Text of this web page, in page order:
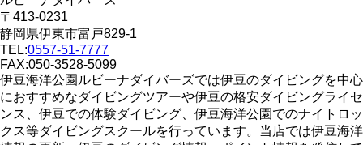
〒413-0231
静岡県伊東市富戸829-1
TEL:0557-51-7777
FAX:050-3528-5099
伊豆海洋公園ルビーナダイバーズでは伊豆のダイビングを中心
におすすめなダイビングツアーや伊豆の格安ダイビングライセ
ンス、伊豆での体験ダイビング、伊豆海洋公園でのナイトロッ
クス等ダイビングスクールを行っています。当店では伊豆海洋